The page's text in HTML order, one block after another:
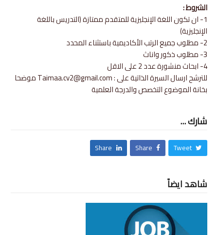
الشروط :
1- ان تكون اللغة الإنجليزية للمتقدم ممتازة (التدريس باللغة
الإنجليزية)
2- مطلوب جميع الرتب الأكاديمية باستثناء المحدد
3- مطلوب ذكور واناث
4- ابحاث منشورة عدد 2 على الاقل
للترشح ارسال السيرة الذاتية على : Taimaa.cv2@gmail.com موضحا
بخانة الموضوع التخصص والدرجة العلمية
شارك ...
Tweet
Share
Share
شاهد ايضاً